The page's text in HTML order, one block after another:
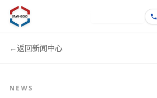
←返回新闻中心
NEWS